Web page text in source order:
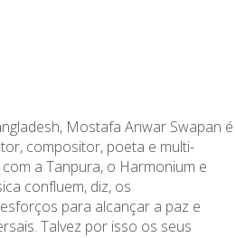
Mostafa Anwar Swapan é
compositor, poeta e multi-
com a Tanpura, o Harmonium e
confluem, diz,os
esforços para alcançar a paz e
Talvez por isso os seus